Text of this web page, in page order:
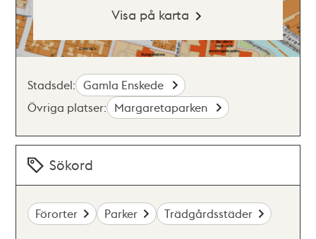
Visa på karta
Stadsdel: Gamla Enskede
Övriga platser: Margaretaparken
Sökord
Förorter Parker Trädgårdsstäder